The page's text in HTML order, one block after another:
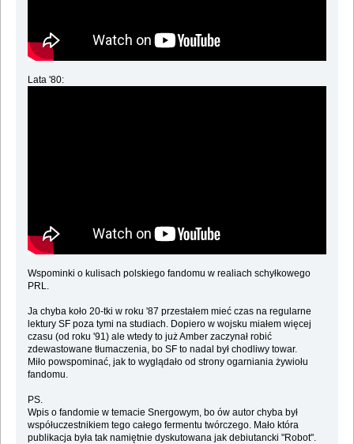
Lata '80:
Wspominki o kulisach polskiego fandomu w realiach schyłkowego
PRL.
Ja chyba koło 20-tki w roku '87 przestałem mieć czas na regularne
lektury SF poza tymi na studiach. Dopiero w wojsku miałem więcej
czasu (od roku '91) ale wtedy to już Amber zaczynał robić
zdewastowane tłumaczenia, bo SF to nadal był chodliwy towar.
Miło powspominać, jak to wyglądało od strony ogarniania żywiołu
fandomu.
PS.
Wpis o fandomie w temacie Snergowym, bo ów autor chyba był
współuczestnikiem tego całego fermentu twórczego. Mało która
publikacja była tak namiętnie dyskutowana jak debiutancki "Robot".